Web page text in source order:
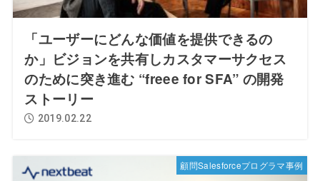
「ユーザーにどんな価値を提供できるの
か」ビジョンを共有しカスタマーサクセス
のために突き進む “freee for SFA” の開発
ストーリー
2019.02.22
顧問Salesforceプログラマ事例